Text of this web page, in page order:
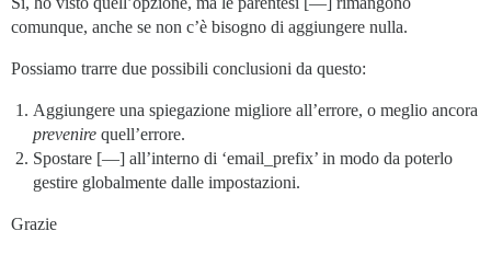
comunque, anche se non c’è bisogno di aggiungere nulla.
Possiamo trarre due possibili conclusioni da questo:
Aggiungere una spiegazione migliore all’errore, o meglio ancora
prevenire quell’errore.
Spostare [—] all’interno di ‘email_prefix’ in modo da poterlo
gestire globalmente dalle impostazioni.
Grazie